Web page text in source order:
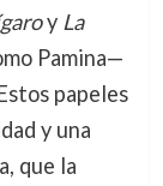
y La
Pamina—
papeles
y una
que la